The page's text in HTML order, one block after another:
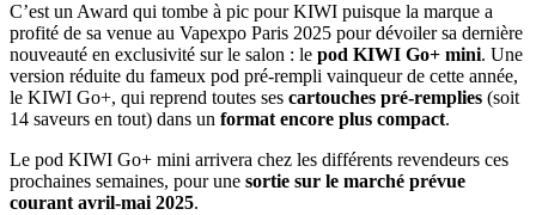
C’est un Award qui tombe à pic pour KIWI puisque la marque a
profité de sa venue au Vapexpo Paris 2025 pour dévoiler sa dernière
nouveauté en exclusivité sur le salon : le pod KIWI Go+ mini. Une
version réduite du fameux pod pré-rempli vainqueur de cette année,
le KIWI Go+, qui reprend toutes ses cartouches pré-remplies (soit
14 saveurs en tout) dans un format encore plus compact.
Le pod KIWI Go+ mini arrivera chez les différents revendeurs ces
prochaines semaines, pour une sortie sur le marché prévue
courant avril-mai 2025.